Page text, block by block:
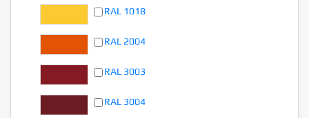
RAL 1018
RAL 2004
RAL 3003
RAL 3004